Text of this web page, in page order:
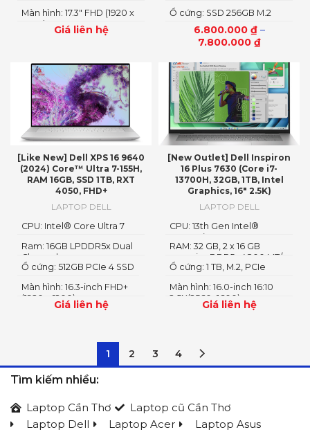
Giá liên hệ
Màn hình: 17.3″ FHD (1920 x
1080) WVA
Turbo Boost, 24MB Intel
Smart Cache)
6.800.000 ₫–
7.800.000 ₫
Ổ cứng: SSD 256GB M.2
6MB, 4 nhân, 8 luồng
[Like New] Dell XPS 16 9640
(2024) Core™ Ultra 7-155H,
RAM 16GB, SSD 1TB, RXT
4050, FHD+
LAPTOP DELL
Giá liên hệ
Màn hình: 16.3-inch FHD+
(1920 x 1200)
Ổ cứng: 512GB PCIe 4 SSD
Ram: 16GB LPDDR5x Dual
Channel
CPU: Intel® Core Ultra 7
[New Outlet] Dell Inspiron
16 Plus 7630 (Core i7-
13700H, 32GB, 1TB, Intel
Graphics, 16″ 2.5K)
LAPTOP DELL
Giá liên hệ
Màn hình: 16.0-inch 16:10
2.5K(2560x1600)
Ổ cứng: 1 TB, M.2, PCIe
RAM: 32 GB, 2 x 16 GB
onmain , DDR5 , 4800 MT/s
CPU: 13th Gen Intel®
Core™ i7-13700H
1 2 3 4
Tìm kiếm nhiều:
Laptop Cần Thơ
Laptop cũ Cần Thơ
Laptop Dell
Laptop Acer
Laptop Asus